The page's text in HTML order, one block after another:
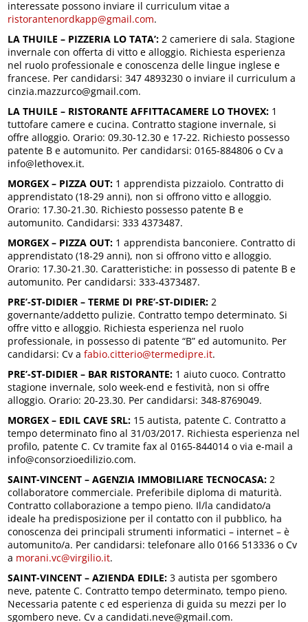
interessate possono inviare il curriculum vitae a
ristorantenordkapp@gmail.com.
LA THUILE – PIZZERIA LO TATA’: 2 cameriere di sala. Stagione
invernale con offerta di vitto e alloggio. Richiesta esperienza
nel ruolo professionale e conoscenza delle lingue inglese e
francese. Per candidarsi: 347 4893230 o inviare il curriculum a
cinzia.mazzurco@gmail.com.
LA THUILE – RISTORANTE AFFITTACAMERE LO THOVEX: 1
tuttofare camere e cucina. Contratto stagione invernale, si
offre alloggio. Orario: 09.30-12.30 e 17-22. Richiesto possesso
patente B e automunito. Per candidarsi: 0165-884806 o Cv a
info@lethovex.it.
MORGEX – PIZZA OUT: 1 apprendista pizzaiolo. Contratto di
apprendistato (18-29 anni), non si offrono vitto e alloggio.
Orario: 17.30-21.30. Richiesto possesso patente B e
automunito. Candidarsi: 333 4373487.
MORGEX – PIZZA OUT: 1 apprendista banconiere. Contratto di
apprendistato (18-29 anni), non si offrono vitto e alloggio.
Orario: 17.30-21.30. Caratteristiche: in possesso di patente B e
automunito. Per candidarsi: 333-4373487.
PRE’-ST-DIDIER – TERME DI PRE’-ST-DIDIER:2
governante/addetto pulizie. Contratto tempo determinato. Si
offre vitto e alloggio. Richiesta esperienza nel ruolo
professionale, in possesso di patente “B” ed automunito. Per
candidarsi: Cv afabio.citterio@termedipre.it.
PRE’-ST-DIDIER – BAR RISTORANTE: 1 aiuto cuoco. Contratto
stagione invernale, solo week-end e festività, non si offre
alloggio. Orario: 20-23.30. Per candidarsi: 348-8769049.
MORGEX – EDIL CAVE SRL: 15 autista, patente C. Contratto a
tempo determinato fino al 31/03/2017. Richiesta esperienza nel
profilo, patente C. Cv tramite fax al 0165-844014 o via e-mail a
info@consorzioedilizio.com.
SAINT-VINCENT – AGENZIA IMMOBILIARE TECNOCASA:2
collaboratore commerciale. Preferibile diploma di maturità.
Contratto collaborazione a tempo pieno. Il/la candidato/a
ideale ha predisposizione per il contatto con il pubblico, ha
conoscenza dei principali strumenti informatici – internet – è
automunito/a. Per candidarsi: telefonare allo 0166 513336 o Cv
a morani.vc@virgilio.it.
SAINT-VINCENT – AZIENDA EDILE: 3 autista per sgombero
neve, patente C. Contratto tempo determinato, tempo pieno.
Necessaria patente c ed esperienza di guida su mezzi per lo
sgombero neve. Cv a candidati.neve@gmail.com.